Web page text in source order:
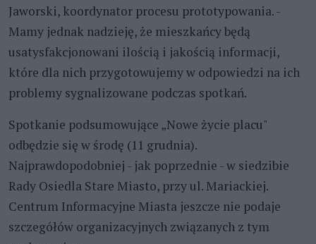
Jaworski, koordynator procesu prototypowania. -
Mamy jednak nadzieję, że mieszkańcy będą
usatysfakcjonowani ilością i jakością informacji,
które dla nich przygotowujemy w odpowiedzi na ich
problemy sygnalizowane podczas spotkań.
Spotkanie podsumowujące „Nowe życie placu"
odbędzie się w środę (11 grudnia).
Najprawdopodobniej - jak poprzednie - w siedzibie
Rady Osiedla Stare Miasto, przy ul. Mariackiej.
Centrum Informacyjne Miasta jeszcze nie podaje
szczegółów organizacyjnych związanych z tym